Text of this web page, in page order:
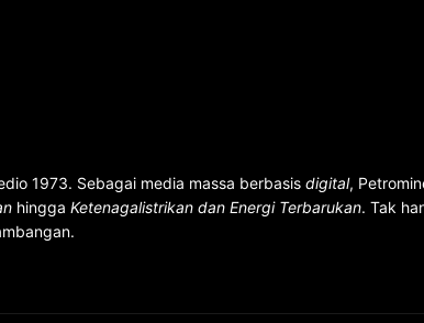
1973. Sebagai media massa berbasis digital,
hingga Ketenagalistrikan dan Energi Terbarukan. Tak